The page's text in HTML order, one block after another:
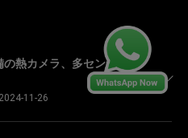
の熱カメラ、多センサーIR
2024-11-26